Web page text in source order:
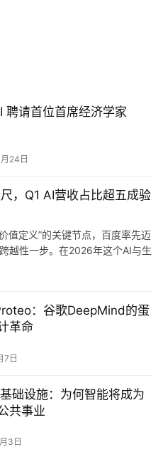
聘请首位首席经济学家
24日
，Q1 AI营收占比超五成验
值定义”的关键节点，百度率先迈
越性一步。在2026年这个AI与生
：谷歌DeepMind的蛋
革命
7日
础设施：为何智能将成为
共事业
3日